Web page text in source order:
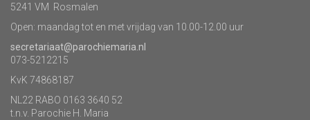
5241 VM Rosmalen
Open: maandag tot en met vrijdag van 10.00-12.00 uur
secretariaat@parochiemaria.nl
073-5212215
KvK 74868187
NL22 RABO 0163 3640 52
t.n.v. Parochie H. Maria